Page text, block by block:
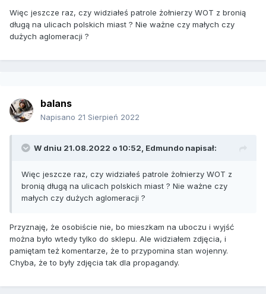
Więc jeszcze raz, czy widziałeś patrole żołnierzy WOT z bronią
długą na ulicach polskich miast ? Nie ważne czy małych czy
dużych aglomeracji ?
balans
Napisano 21 Sierpień 2022
W dniu 21.08.2022 o 10:52, Edmundo napisał:
Więc jeszcze raz, czy widziałeś patrole żołnierzy WOT z
bronią długą na ulicach polskich miast ? Nie ważne czy
małych czy dużych aglomeracji ?
Przyznaję, że osobiście nie, bo mieszkam na uboczu i wyjść
można było wtedy tylko do sklepu. Ale widziałem zdjęcia, i
pamiętam też komentarze, że to przypomina stan wojenny.
Chyba, że to były zdjęcia tak dla propagandy.